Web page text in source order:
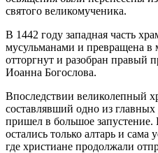
святого великомученика.
В 1442 году западная часть
мусульманами и превращена в
отторгнут и разобран правый
Иоанна Богослова.
Впоследствии великолепный
составлявший одно из
пришел в большое
остались только алтарь и
где христиане продолжали